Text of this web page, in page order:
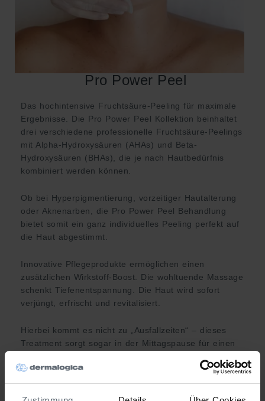
Pro Power Peel
Das hochintensive Fruchtsäure-Peeling für maximale
Ergebnisse. Die Pro Power Peel Kollektion beinhaltet
drei verschiedene professionelle Fruchtsäure-Peelings
mit Alpha-Hydroxysäuren (AHAs) und Beta-
Hydroxysäuren (BHAs), die je nach Hautbedürfnis
kombiniert werden können.
Ob bei Hyperpigmentierung, vorzeitiger Hautalterung
oder Aknenarben, die Pro Power Peel Behandlung
bietet somit ein ganz individuelles Peeling perfekt auf
die Haut abgestimmt.
Innovative Pflegeprodukte ermöglichen einen
zusätzlichen Wirkstoff-Boost. Die wohltuende Massage
schenkt Tiefenentspannung. Die Haut wird sofort
verjüngt, erfrischt und revitalisiert.
Hierbei kommt es nicht zu „Ausfallzeiten“ – dieses
Treatment sorgt sogar in der Mittagspause für einen